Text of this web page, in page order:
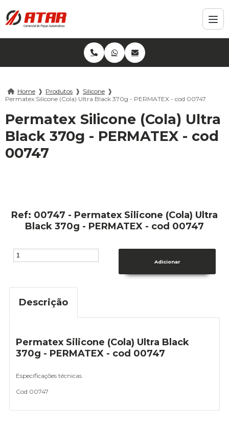
Home ❱ Produtos ❱ Silicone ❱
Permatex Silicone (Cola) Ultra Black 370g - PERMATEX - cod 00747
Permatex Silicone (Cola) Ultra
Black 370g - PERMATEX - cod
00747
Ref: 00747 - Permatex Silicone (Cola) Ultra
Black 370g - PERMATEX - cod 00747
Descrição
Permatex Silicone (Cola) Ultra Black
370g - PERMATEX - cod 00747
Especificações técnicas
Cod 00747